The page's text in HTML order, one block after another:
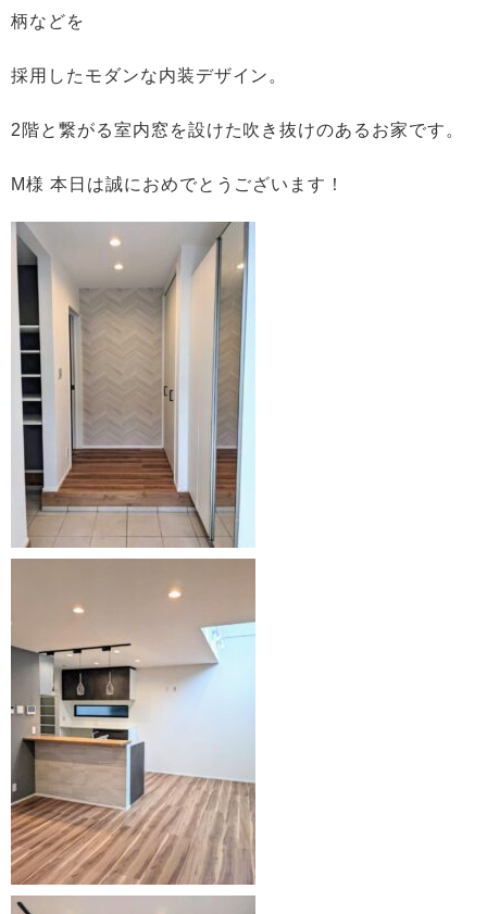
柄などを
採用したモダンな内装デザイン。
2階と繋がる室内窓を設けた吹き抜けのあるお家です。
M様 本日は誠におめでとうございます！